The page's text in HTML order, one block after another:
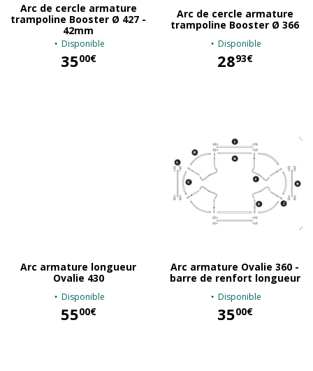
Arc de cercle armature
trampoline Booster Ø 427 -
42mm
Disponible
3500€
Arc de cercle armature
trampoline Booster Ø 366
Disponible
2893€
Arc armature longueur
Ovalie 430
Disponible
5500€
Arc armature Ovalie 360 -
barre de renfort longueur
Disponible
3500€